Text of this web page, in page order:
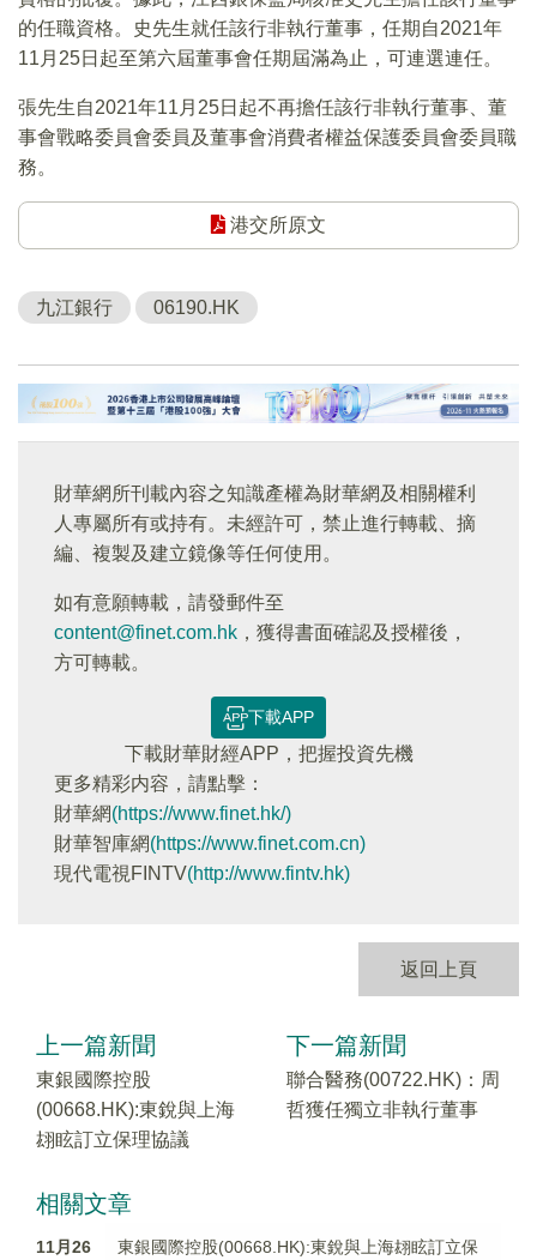
的任職資格。史先生就任該行非執行董事，任期自2021年
11月25日起至第六屆董事會任期屆滿為止，可連選連任。
張先生自2021年11月25日起不再擔任該行非執行董事、董
事會戰略委員會委員及董事會消費者權益保護委員會委員職
務。
港交所原文
九江銀行 06190.HK
財華網所刊載內容之知識產權為財華網及相關權利
人專屬所有或持有。未經許可，禁止進行轉載、摘
編、複製及建立鏡像等任何使用。
如有意願轉載，請發郵件至
content@finet.com.hk ，獲得書面確認及授權後，
方可轉載。
下載APP
下載財華財經APP，把握投資先機
更多精彩内容，請點擊：
財華網(https://www.finet.hk/)
財華智庫網(https://www.finet.com.cn)
現代電視FINTV(http://www.fintv.hk)
返回上頁
上一篇新聞
東銀國際控股
(00668.HK):東銳與上海
翃眩訂立保理協議
下一篇新聞
聯合醫務(00722.HK)：周
哲獲任獨立非執行董事
相關文章
11月26
東銀國際控股(00668.HK):東銳與上海翃眩訂立保